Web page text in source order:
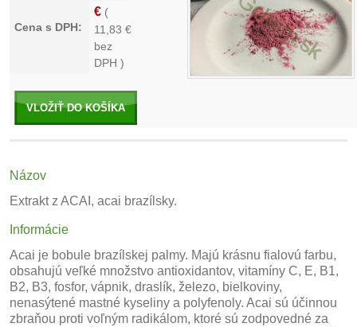
Cena s DPH:
€ (
11,83 €
bez
DPH )
VLOŽIŤ DO KOŠÍKA
Názov
Extrakt z ACAI, acai brazílsky.
Informácie
Acai je bobule brazílskej palmy. Majú krásnu fialovú farbu,
obsahujú veľké množstvo antioxidantov, vitamíny C, E, B1,
B2, B3, fosfor, vápnik, draslík, železo, bielkoviny,
nenasýtené mastné kyseliny a polyfenoly. Acai sú účinnou
zbraňou proti voľným radikálom, ktoré sú zodpovedné za